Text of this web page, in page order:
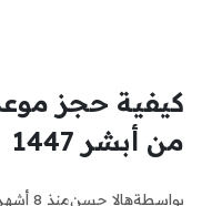
كيفية حجز
من أبشر 1447
بواسطةهالا حسنمنذ 8 أشهر